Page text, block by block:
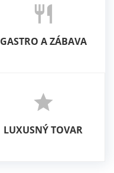
restaurant
GASTRO A ZÁBAVA
star
LUXUSNÝ TOVAR